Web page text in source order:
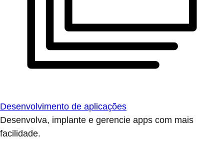
Desenvolvimento de aplicações
Desenvolva, implante e gerencie apps com mais
facilidade.